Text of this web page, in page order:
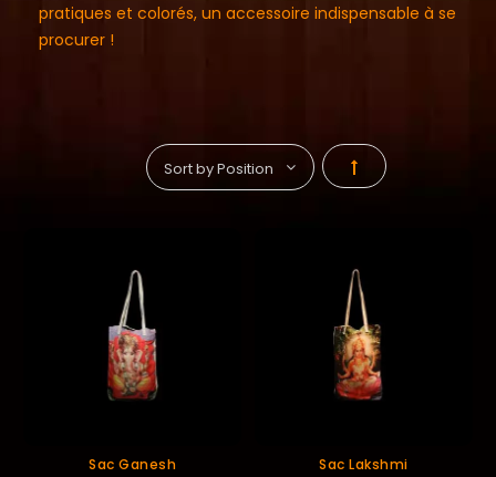
pratiques et colorés, un accessoire indispensable à se
procurer !
Par
Sac Ganesh
Sac Lakshmi